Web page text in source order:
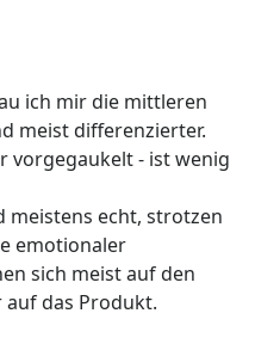
ich mir die mittleren
meist differenzierter.
vorgegaukelt - ist wenig
meistens echt, strotzen
emotionaler
sich meist auf den
auf das Produkt.